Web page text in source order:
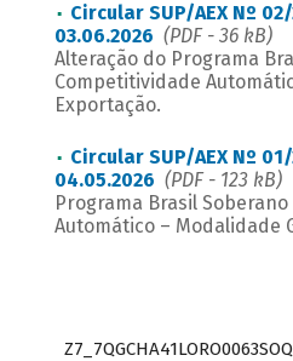
Circular SUP/AEX Nº
03.06.2026 (PDF - 36 kB)
Alteração do Programa
Competitividade
Exportação.
Circular SUP/AEX Nº
04.05.2026 (PDF - 123 kB)
Programa Brasil
Automático – Modalidade